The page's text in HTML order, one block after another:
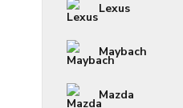
Lexus
Maybach
Mazda